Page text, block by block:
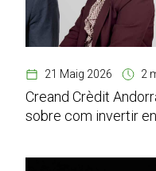
21 Maig 2026 2
Creand Crèdit
sobre com invertir